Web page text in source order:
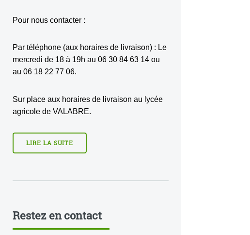
Pour nous contacter :
Par téléphone (aux horaires de livraison) : Le
mercredi de 18 à 19h au 06 30 84 63 14 ou
au 06 18 22 77 06.
Sur place aux horaires de livraison au lycée
agricole de VALABRE.
LIRE LA SUITE
Restez en contact